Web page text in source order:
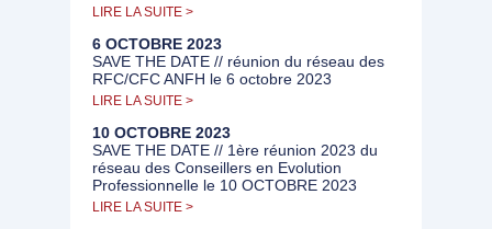
LIRE LA SUITE >
6 OCTOBRE 2023
SAVE THE DATE // réunion du réseau des
RFC/CFC ANFH le 6 octobre 2023
LIRE LA SUITE >
10 OCTOBRE 2023
SAVE THE DATE // 1ère réunion 2023 du
réseau des Conseillers en Evolution
Professionnelle le 10 OCTOBRE 2023
LIRE LA SUITE >